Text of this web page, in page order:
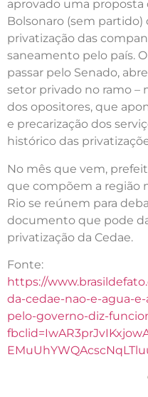
aprovado uma proposta
Bolsonaro (sem
privatização das
saneamento pelo país.
passar pelo Senado,
setor privado no ramo –
dos opositores, que
e precarização dos
histórico das
No mês que vem,
que compõem a região
Rio se reúnem para
documento que pode
privatização da Cedae.
Fonte:
https://
da-cedae-nao-e-agua-
pelo-governo-diz-